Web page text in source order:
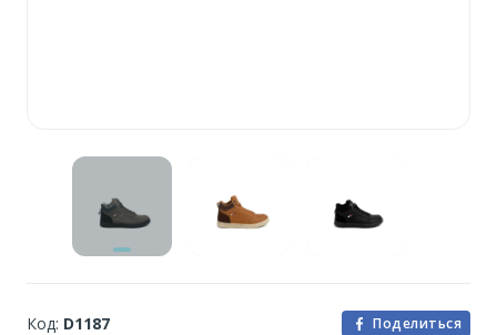
Код: D1187 Поделиться